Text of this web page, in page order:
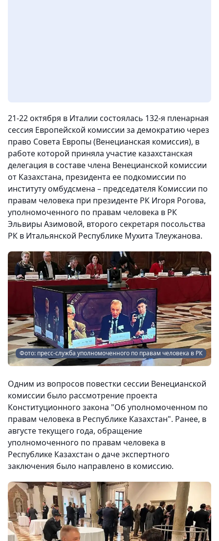
21-22 октября в Италии состоялась 132-я пленарная
сессия Европейской комиссии за демократию через
право Совета Европы (Венецианская комиссия), в
работе которой приняла участие казахстанская
делегация в составе члена Венецианской комиссии
от Казахстана, президента ее подкомиссии по
институту омбудсмена – председателя Комиссии по
правам человека при президенте РК Игоря Рогова,
уполномоченного по правам человека в РК
Эльвиры Азимовой, второго секретаря посольства
РК в Итальянской Республике Мухита Тлеужанова.
Фото: пресс-служба уполномоченного по правам человека в РК
Одним из вопросов повестки сессии Венецианской
комиссии было рассмотрение проекта
Конституционного закона "Об уполномоченном по
правам человека в Республике Казахстан". Ранее, в
августе текущего года, обращение
уполномоченного по правам человека в
Республике Казахстан о даче экспертного
заключения было направлено в комиссию.